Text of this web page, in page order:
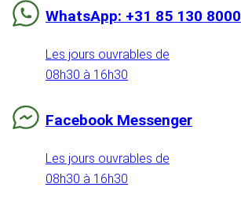
WhatsApp: +31 85 130 8000
Les jours ouvrables de
08h30 à 16h30
Facebook Messenger
Les jours ouvrables de
08h30 à 16h30